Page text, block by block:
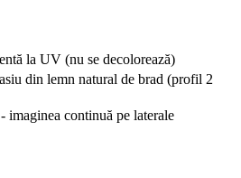
la UV (nu se decolorează)
din lemn natural de brad (profil 2
imaginea continuă pe laterale